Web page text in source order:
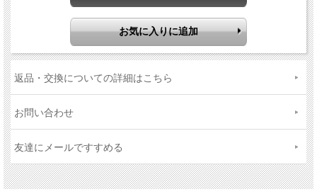
返品・交換についての詳細はこちら
お問い合わせ
友達にメールですすめる